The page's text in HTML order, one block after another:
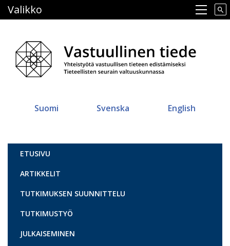
pääsisältöön
Main navigation
Valikko
Suomi Svenska English
Vastuullinen tiede
ETUSIVU
ARTIKKELIT
TUTKIMUKSEN SUUNNITTELU
TUTKIMUSTYÖ
JULKAISEMINEN